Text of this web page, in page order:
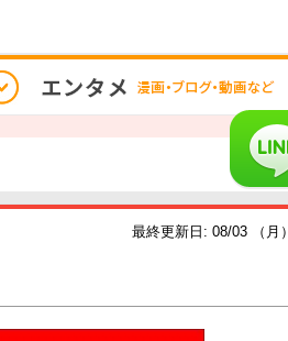
最終更新日: 08/03 （月）